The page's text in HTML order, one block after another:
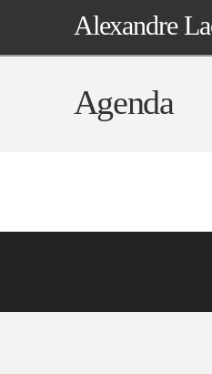
Alexandre
Agenda